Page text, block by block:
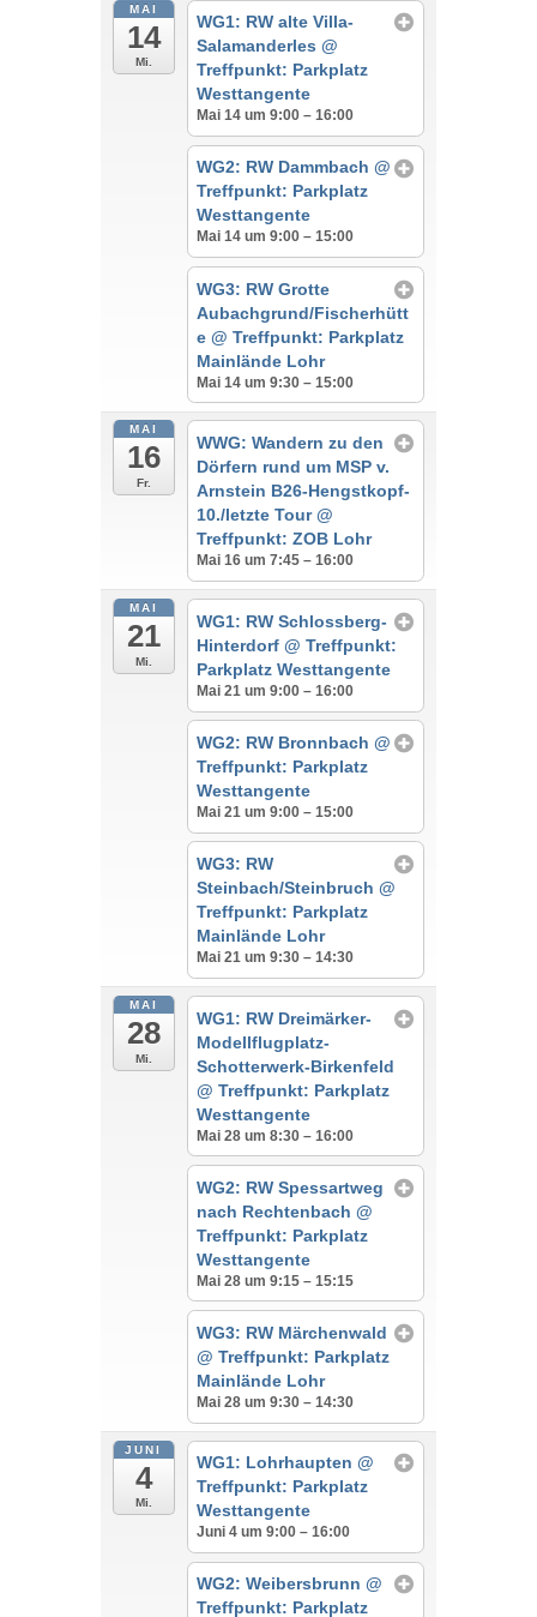
MAI
14
Mi.
WG1: RW alte Villa-
Salamanderles@
Treffpunkt: Parkplatz
Westtangente
Mai 14 um 9:00 – 16:00
WG2: RW Dammbach@
Treffpunkt: Parkplatz
Westtangente
Mai 14 um 9:00 – 15:00
WG3: RW Grotte
Aubachgrund/Fischerhütt
e@ Treffpunkt: Parkplatz
Mainlände Lohr
Mai 14 um 9:30 – 15:00
MAI
16
Fr.
WWG: Wandern zu den
Dörfern rund um MSP v.
Arnstein B26-Hengstkopf-
10./letzte Tour@
Treffpunkt: ZOB Lohr
Mai 16 um 7:45 – 16:00
MAI
21
Mi.
WG1: RW Schlossberg-
Hinterdorf@ Treffpunkt:
Parkplatz Westtangente
Mai 21 um 9:00 – 16:00
WG2: RW Bronnbach@
Treffpunkt: Parkplatz
Westtangente
Mai 21 um 9:00 – 15:00
WG3: RW
Steinbach/Steinbruch@
Treffpunkt: Parkplatz
Mainlände Lohr
Mai 21 um 9:30 – 14:30
MAI
28
Mi.
WG1: RW Dreimärker-
Modellflugplatz-
Schotterwerk-Birkenfeld
@ Treffpunkt: Parkplatz
Westtangente
Mai 28 um 8:30 – 16:00
WG2: RW Spessartweg
nach Rechtenbach@
Treffpunkt: Parkplatz
Westtangente
Mai 28 um 9:15 – 15:15
WG3: RW Märchenwald
@ Treffpunkt: Parkplatz
Mainlände Lohr
Mai 28 um 9:30 – 14:30
JUNI
4
Mi.
WG1: Lohrhaupten@
Treffpunkt: Parkplatz
Westtangente
Juni 4 um 9:00 – 16:00
WG2: Weibersbrunn@
Treffpunkt: Parkplatz